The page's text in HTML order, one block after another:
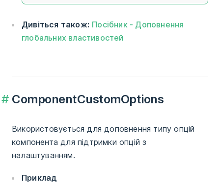
Дивіться також: Посібник - Доповнення
глобальних властивостей
ComponentCustomOptions
Використовується для доповнення типу опцій
компонента для підтримки опцій з
налаштуванням.
Приклад